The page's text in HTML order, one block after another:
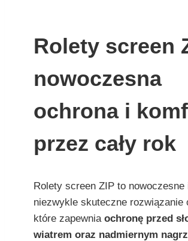
Rolety screen
nowoczesna
ochrona i
przez cały rok
Rolety screen ZIP to nowoczesne
niezwykle skuteczne rozwiązanie
które zapewnia ochronę przed
wiatrem oraz nadmiernym